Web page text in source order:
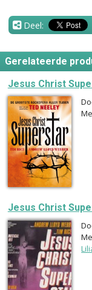
Deel:
Gerelateerde
Jesus Christ
Jesus Christ